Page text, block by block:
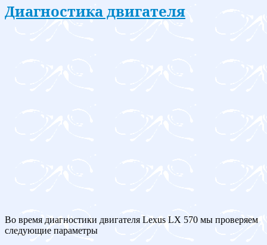
Диагностика двигателя
Во время диагностики двигателя Lexus LX 570 мы проверяем
следующие параметры